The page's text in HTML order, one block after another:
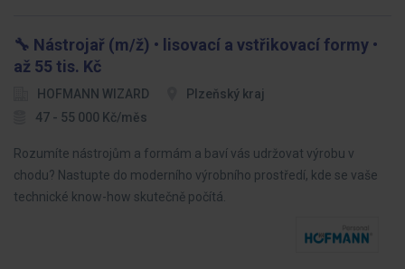
🔧 Nástrojař (m/ž) • lisovací a vstřikovací formy •
až 55 tis. Kč
HOFMANN WIZARD
Plzeňský kraj
47 - 55 000 Kč/měs
Rozumíte nástrojům a formám a baví vás udržovat výrobu v
chodu? Nastupte do moderního výrobního prostředí, kde se vaše
technické know-how skutečně počítá.